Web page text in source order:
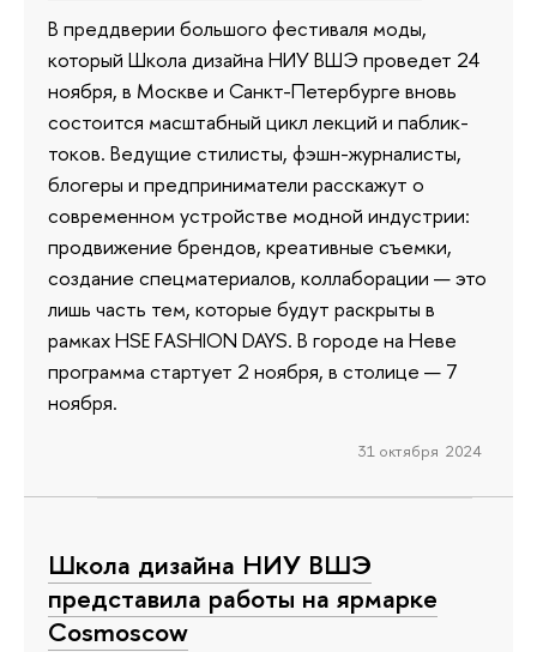
В преддверии большого фестиваля моды,
который Школа дизайна НИУ ВШЭ проведет 24
ноября, в Москве и Санкт-Петербурге вновь
состоится масштабный цикл лекций и паблик-
токов. Ведущие стилисты, фэшн-журналисты,
блогеры и предприниматели расскажут о
современном устройстве модной индустрии:
продвижение брендов, креативные съемки,
создание спецматериалов, коллаборации — это
лишь часть тем, которые будут раскрыты в
рамках HSE FASHION DAYS. В городе на Неве
программа стартует 2 ноября, в столице — 7
ноября.
31 октября 2024
Школа дизайна НИУ ВШЭ
представила работы на ярмарке
Cosmoscow